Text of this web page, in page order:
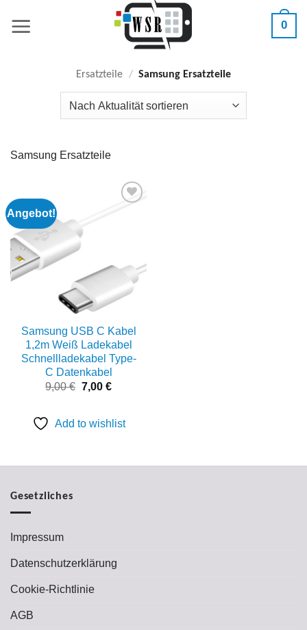
Inhalt
0
Ersatzteile / Samsung Ersatzteile
Samsung Ersatzteile
Angebot!
Samsung USB C Kabel
1,2m Weiß Ladekabel
Schnellladekabel Type-
C Datenkabel
9,00€ Ursprünglicher
9,00 €
7,00 €Aktueller
7,00 €.
Add to wishlist
Gesetzliches
Impressum
Datenschutzerklärung
Cookie-Richtlinie
AGB